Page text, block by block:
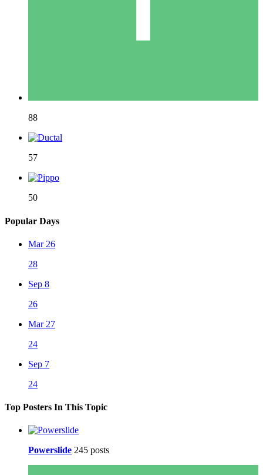
88
57
50
Popular Days
Mar 26
28
Sep 8
26
Mar 27
24
Sep 7
24
Top Posters In This Topic
Powerslide 245 posts